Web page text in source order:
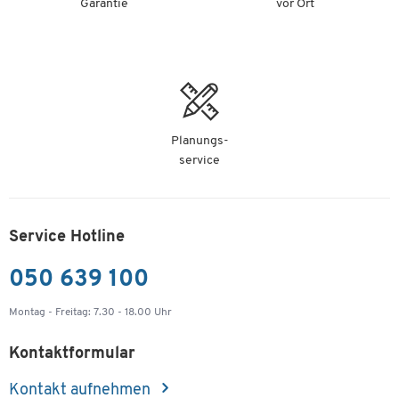
Garantie
vor Ort
Planungs-
service
Service Hotline
050 639 100
Montag - Freitag: 7.30 - 18.00 Uhr
Kontaktformular
Kontakt aufnehmen